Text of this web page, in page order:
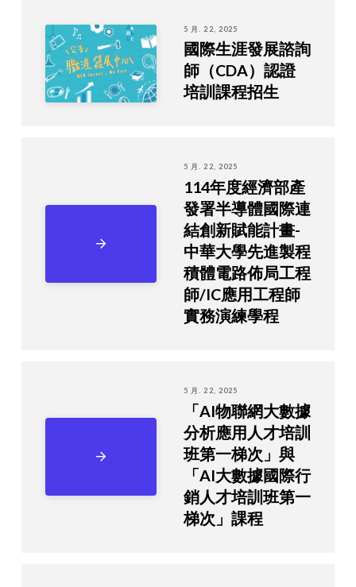
5 月. 22, 2025
國際生涯發展諮詢
師（CDA）認證
培訓課程招生
5 月. 22, 2025
114年度經濟部產
發署半導體國際連
結創新賦能計畫-
中華大學先進製程
積體電路佈局工程
師/IC應用工程師
實務演練學程
5 月. 22, 2025
「AI物聯網大數據
分析應用人才培訓
班第一梯次」與
「AI大數據國際行
銷人才培訓班第一
梯次」課程